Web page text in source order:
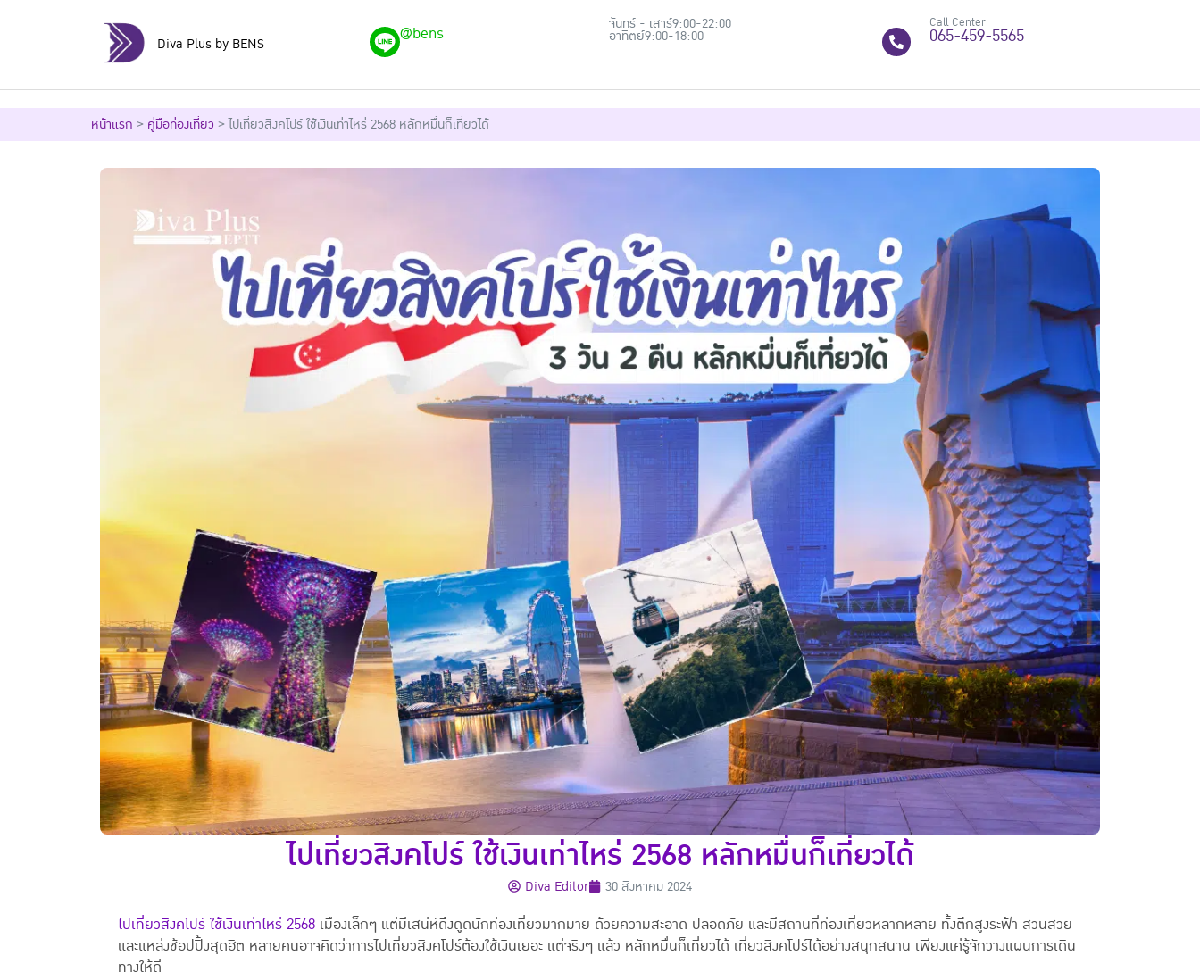
Diva Plus by BENS @bens จันทร์ - เสาร์9:00-22:00
อาทิตย์9:00-18:00
Call Center
065-459-5565
หน้าแรก > คู่มือท่องเที่ยว >ไปเที่ยวสิงคโปร์ ใช้เงินเท่าไหร่ 2568 หลักหมื่นก็เที่ยวได้
ไปเที่ยวสิงคโปร์ ใช้เงินเท่าไหร่ 2568 หลักหมื่นก็เที่ยวได้
Diva Editor 30 สิงหาคม 2024
ไปเที่ยวสิงคโปร์ ใช้เงินเท่าไหร่ 2568 เมืองเล็กๆ แต่มีเสน่ห์ดึงดูดนักท่องเที่ยวมากมาย ด้วยความสะอาด ปลอดภัย และมีสถานที่ท่องเที่ยวหลากหลาย ทั้งตึกสูงระฟ้า สวนสวย
และแหล่งช้อปปิ้งสุดฮิต หลายคนอาจคิดว่าการไปเที่ยวสิงคโปร์ต้องใช้เงินเยอะ แต่จริงๆ แล้ว หลักหมื่นก็เที่ยวได้ เที่ยวสิงคโปร์ได้อย่างสนุกสนาน เพียงแค่รู้จักวางแผนการเดิน
ทางให้ดี